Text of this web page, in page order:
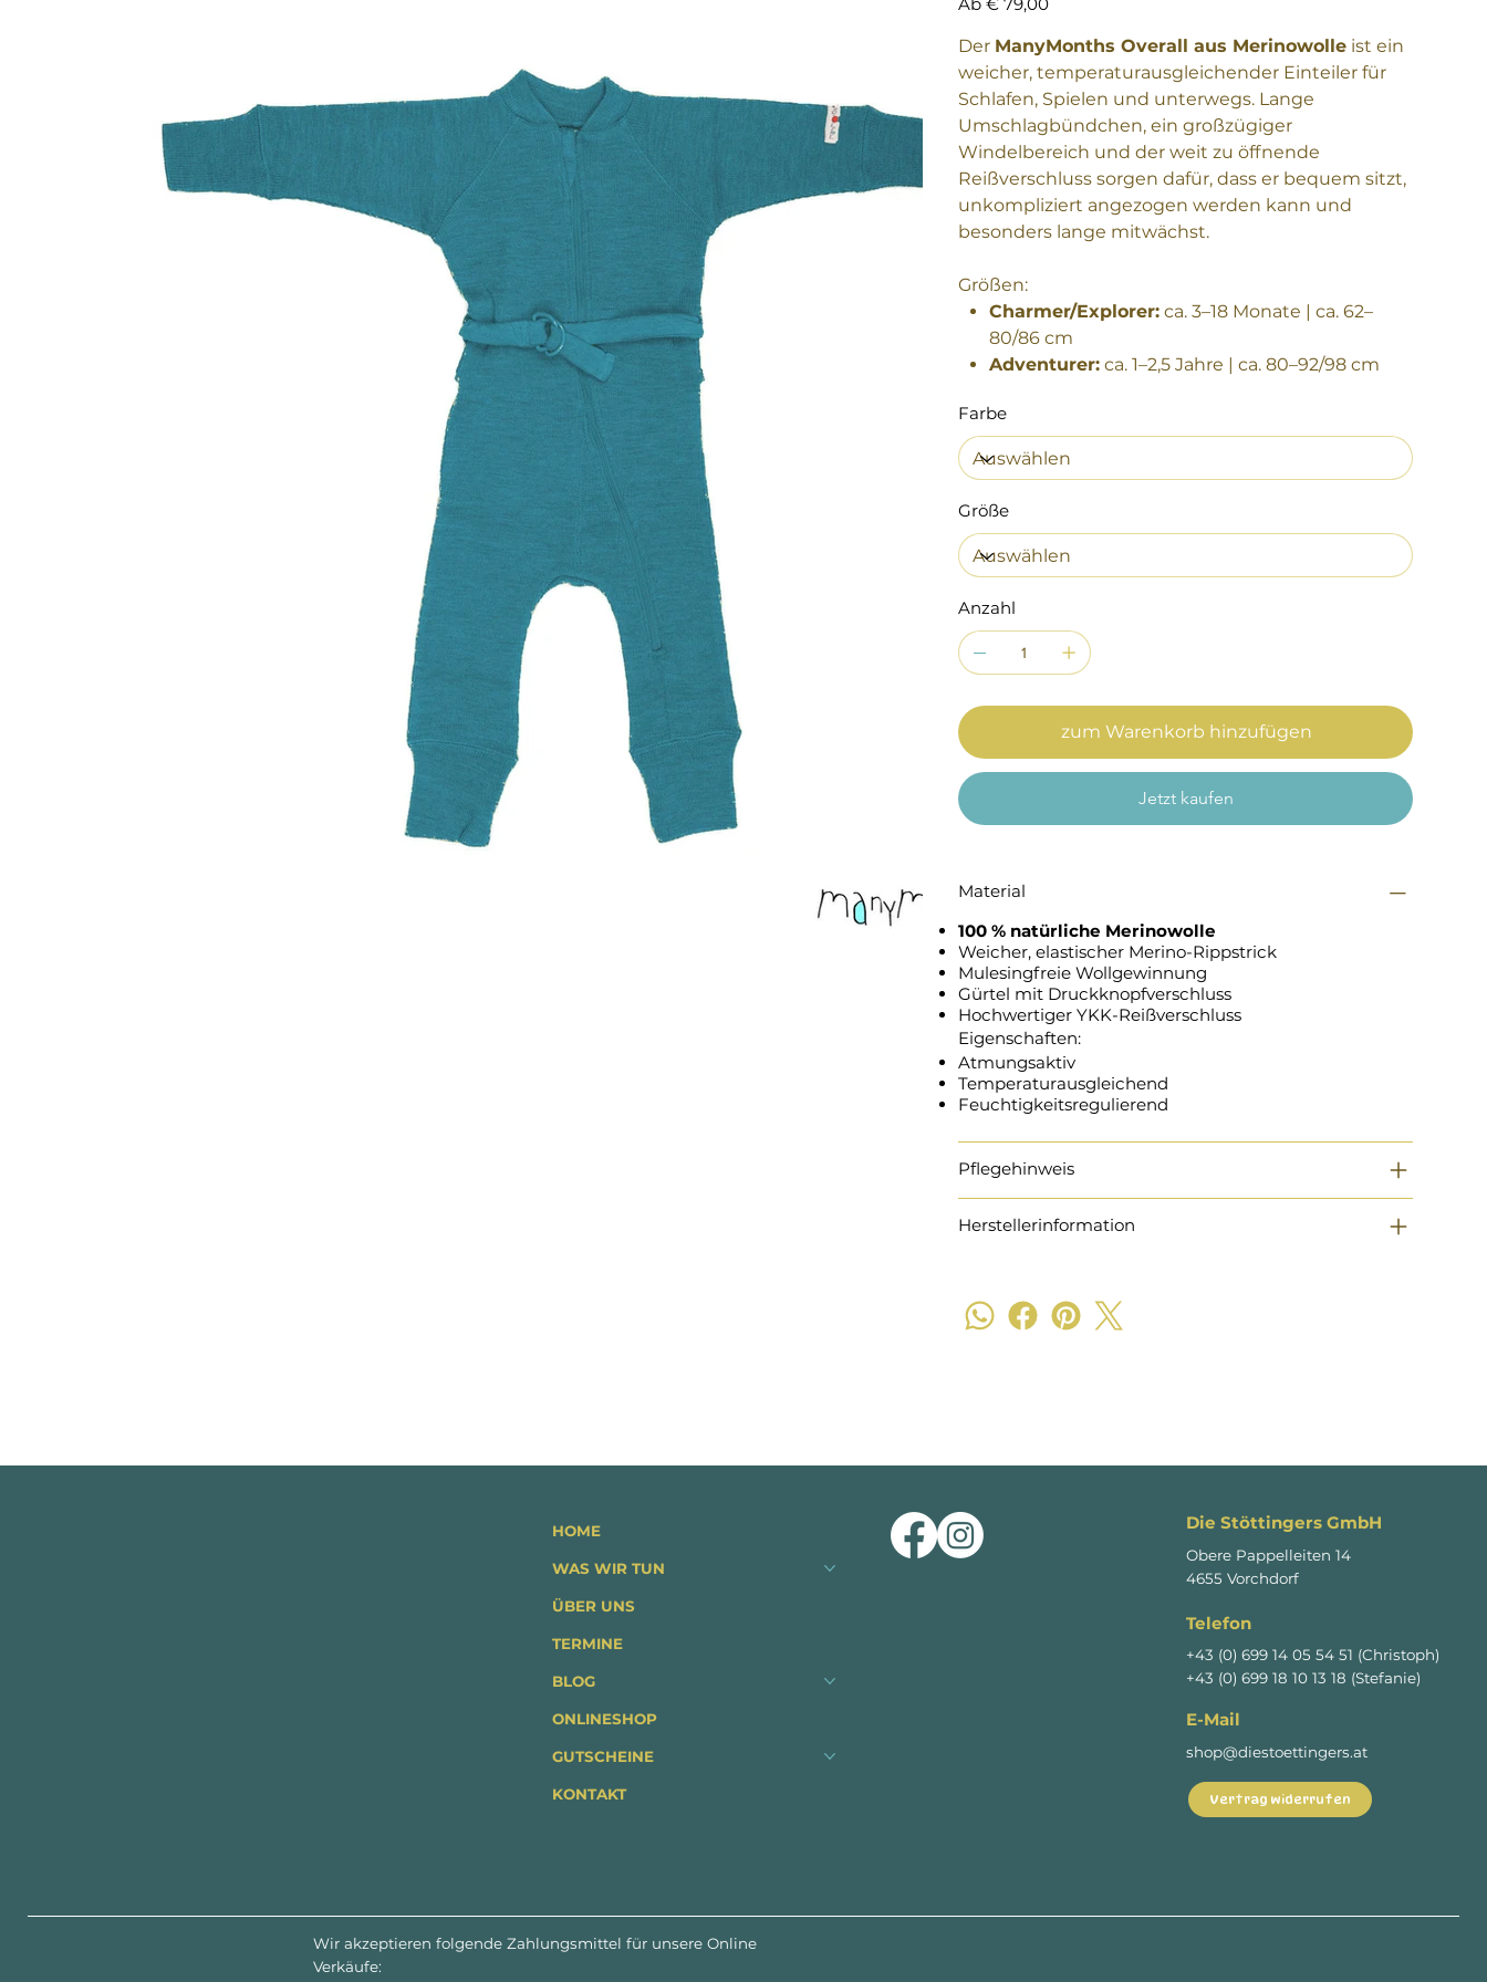
Ab € 79,00
Der ManyMonths Overall aus Merinowolleist ein
weicher, temperaturausgleichender Einteiler für
Schlafen, Spielen und unterwegs. Lange
Umschlagbündchen, ein großzügiger
Windelbereich und der weit zu öffnende
Reißverschluss sorgen dafür, dass er bequem sitzt,
unkompliziert angezogen werden kann und
besonders lange mitwächst.
Größen:
Charmer/Explorer: ca. 3–18 Monate | ca. 62–
80/86 cm
Adventurer: ca. 1–2,5 Jahre | ca. 80–92/98 cm
Farbe
Größe
Anzahl
zum Warenkorb hinzufügen
Jetzt kaufen
Material
100 % natürliche Merinowolle
Weicher, elastischer Merino-Rippstrick
Mulesingfreie Wollgewinnung
Gürtel mit Druckknopfverschluss
Hochwertiger YKK-Reißverschluss
Eigenschaften:
Atmungsaktiv
Temperaturausgleichend
Feuchtigkeitsregulierend
Pflegehinweis
Herstellerinformation
HOME
WAS WIR TUN
ÜBER UNS
TERMINE
BLOG
ONLINESHOP
GUTSCHEINE
KONTAKT
Die Stöttingers GmbH
Obere Pappelleiten 14
4655 Vorchdorf
Telefon
+43 (0) 699 14 05 54 51 (Christoph)
+43 (0) 699 18 10 13 18 (Stefanie)
E-Mail
shop@diestoettingers.at
Vertrag widerrufen
Wir akzeptieren folgende Zahlungsmittel für unsere Online
Verkäufe: